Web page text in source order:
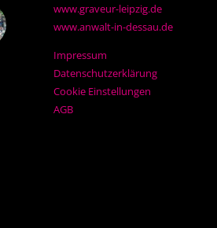
www.graveur-leipzig.de
www.anwalt-in-dessau.de
Impressum
Datenschutzerklärung
Cookie Einstellungen
AGB